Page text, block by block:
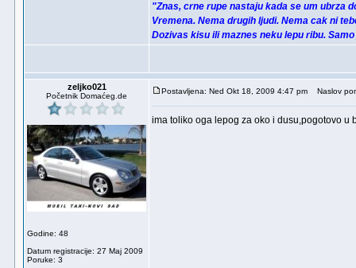
"Znas, crne rupe nastaju kada se um ubrza
Vremena. Nema drugih ljudi. Nema cak ni
Dozivas kisu ili maznes neku lepu ribu.
zeljko021
Početnik Domaćeg.de
Godine: 48
Datum registracije: 27 Maj 2009
Poruke: 3
Postavljena: Ned Okt 18, 2009 4:47 pm Naslov
ima toliko oga lepog za oko i dusu,pogotovo